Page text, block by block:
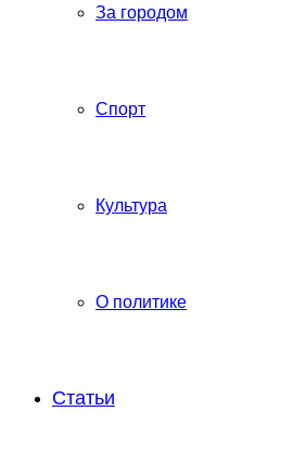
За городом
Спорт
Культура
О политике
Статьи